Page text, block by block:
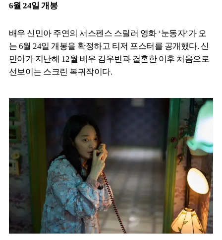
6월 24일 개봉
배우 신민아 주연의 서스펜스 스릴러 영화 ‘눈동자’가 오
는 6월 24일 개봉을 확정하고 티저 포스터를 공개했다. 신
민아가 지난해 12월 배우 김우빈과 결혼한 이후 처음으로
선보이는 스크린 복귀작이다.